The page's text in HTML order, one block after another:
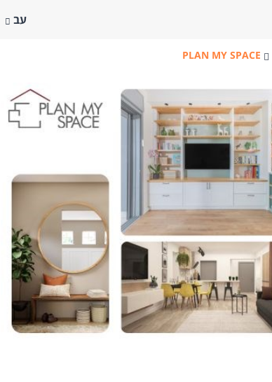
עב
PLAN MY SPACE